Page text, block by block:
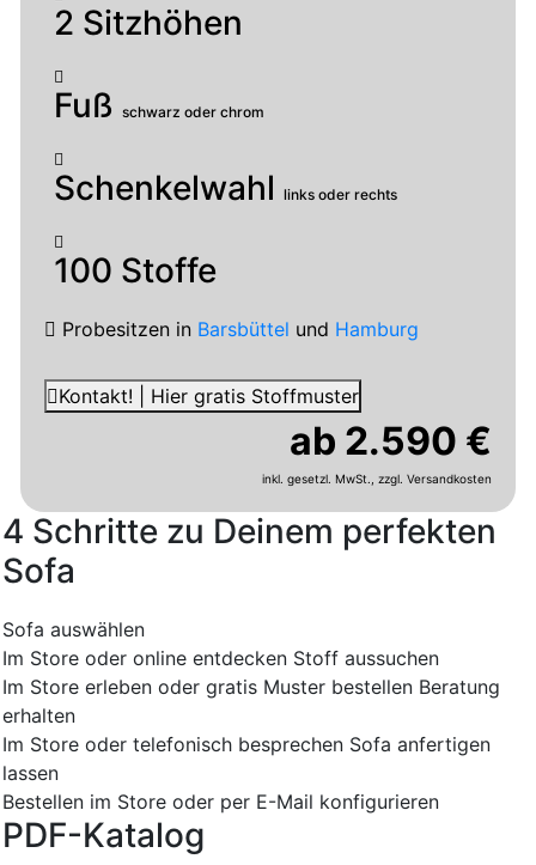
2 Sitzhöhen
Fuß schwarz oder chrom
Schenkelwahl links oder rechts
100 Stoffe
Probesitzen in Barsbüttel und Hamburg
Kontakt! | Hier gratis Stoffmuster
ab 2.590 €
inkl. gesetzl. MwSt., zzgl. Versandkosten
4 Schritte zu Deinem perfekten
Sofa
Sofa auswählen
Im Store oder online entdecken Stoff aussuchen
Im Store erleben oder gratis Muster bestellen Beratung
erhalten
Im Store oder telefonisch besprechen Sofa anfertigen
lassen
Bestellen im Store oder per E-Mail konfigurieren
PDF-Katalog